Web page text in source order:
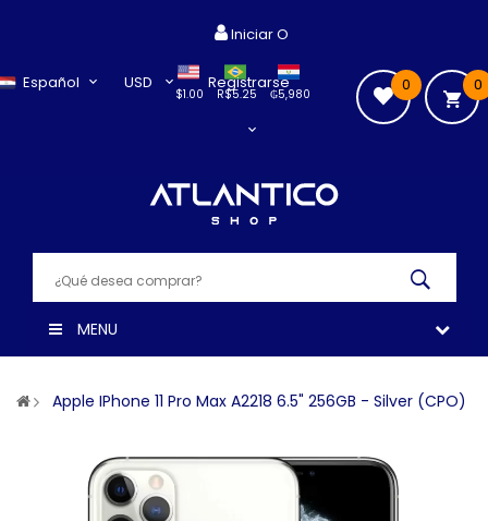
Español USD
$1.00 ₲5,980
R$5.25
Iniciar O
Registrarse 0
0
MENU
Apple IPhone 11 Pro Max A2218 6.5" 256GB - Silver (CPO)